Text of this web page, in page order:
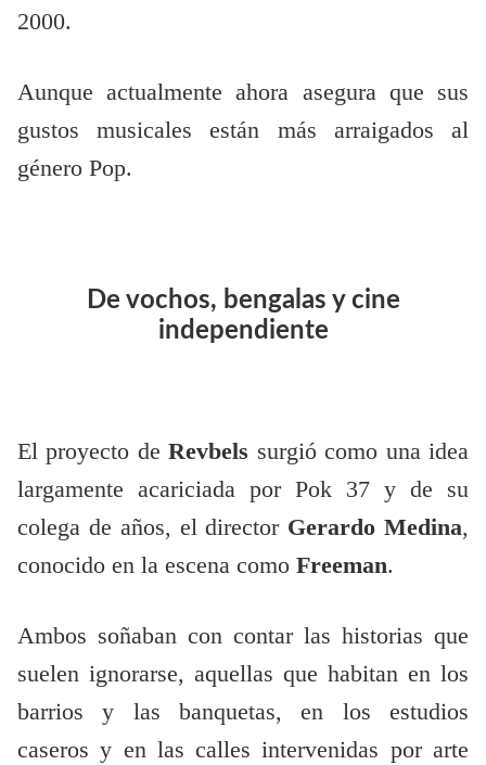
2000.
Aunque actualmente ahora asegura que sus
gustos musicales están más arraigados al
género Pop.
De vochos, bengalas y cine
independiente
El proyecto de Revbels surgió como una idea
largamente acariciada por Pok 37 y de su
colega de años, el director Gerardo Medina,
conocido en la escena como Freeman.
Ambos soñaban con contar las historias que
suelen ignorarse, aquellas que habitan en los
barrios y las banquetas, en los estudios
caseros y en las calles intervenidas por arte